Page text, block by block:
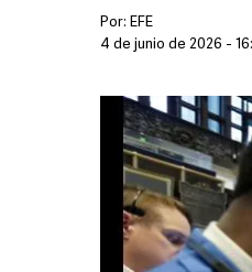
Por: EFE
4 de junio de 2026 -